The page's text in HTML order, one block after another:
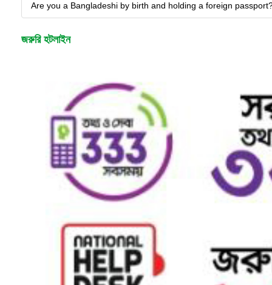
Are you a Bangladeshi by birth and holding a foreign
জরুরি হটলাইন